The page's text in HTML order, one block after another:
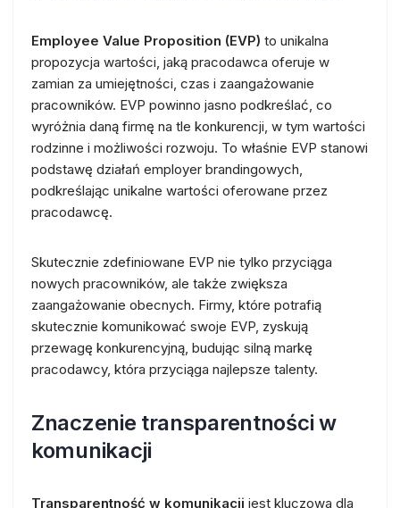
Employee Value Proposition (EVP) to unikalna
propozycja wartości, jaką pracodawca oferuje w
zamian za umiejętności, czas i zaangażowanie
pracowników. EVP powinno jasno podkreślać, co
wyróżnia daną firmę na tle konkurencji, w tym wartości
rodzinne i możliwości rozwoju. To właśnie EVP stanowi
podstawę działań employer brandingowych,
podkreślając unikalne wartości oferowane przez
pracodawcę.
Skutecznie zdefiniowane EVP nie tylko przyciąga
nowych pracowników, ale także zwiększa
zaangażowanie obecnych. Firmy, które potrafią
skutecznie komunikować swoje EVP, zyskują
przewagę konkurencyjną, budując silną markę
pracodawcy, która przyciąga najlepsze talenty.
Znaczenie transparentności w
komunikacji
Transparentność w komunikacji jest kluczowa dla